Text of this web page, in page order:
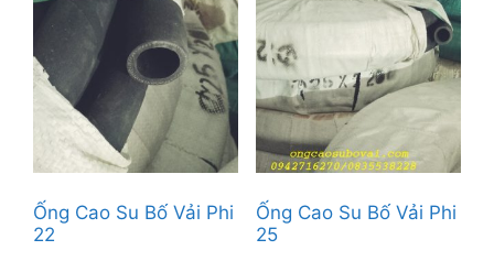
Ống Cao Su Bố Vải Phi
22
Ống Cao Su Bố Vải Phi
25